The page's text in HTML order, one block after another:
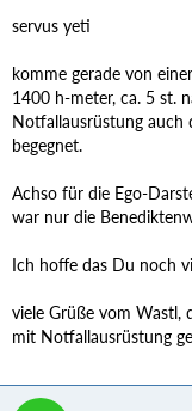
servus yeti
komme gerade von
1400 h-meter, ca. 5 st.
Notfallausrüstung auch
begegnet.
Achso für die Ego-
war nur die
Ich hoffe das Du noch
viele Grüße vom Wastl,
mit Notfallausrüstung